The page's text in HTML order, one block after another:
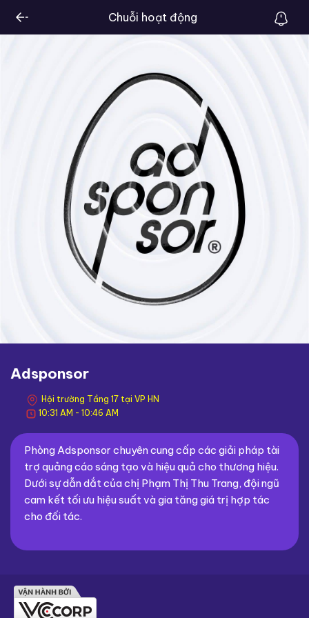
Chuỗi hoạt động
Adsponsor
Hội trường Tầng 17 tại VP HN
10:31 AM - 10:46 AM
Phòng Adsponsor chuyên cung cấp các giải pháp tài
trợ quảng cáo sáng tạo và hiệu quả cho thương hiệu.
Dưới sự dẫn dắt của chị Phạm Thị Thu Trang, đội ngũ
cam kết tối ưu hiệu suất và gia tăng giá trị hợp tác
cho đối tác.